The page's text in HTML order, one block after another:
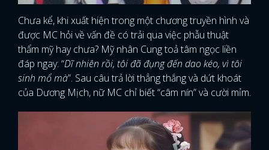
Chưa kể, khi xuất hiện trong một chương truyền hình và
được MC hỏi về vấn đề có trải qua việc phẫu thuật
thẩm mỹ hay chưa? Mỹ nhân Cung toả tâm ngọc liền
đáp ngay: “Dĩ nhiên rồi, tôi đã đụng đến dao kéo, vì tôi
sinh mổ mà”. Sau câu trả lời thẳng thắng và dứt khoát
của Dương Mịch, nữ MC chỉ biết “câm nín” và cười mỉm.